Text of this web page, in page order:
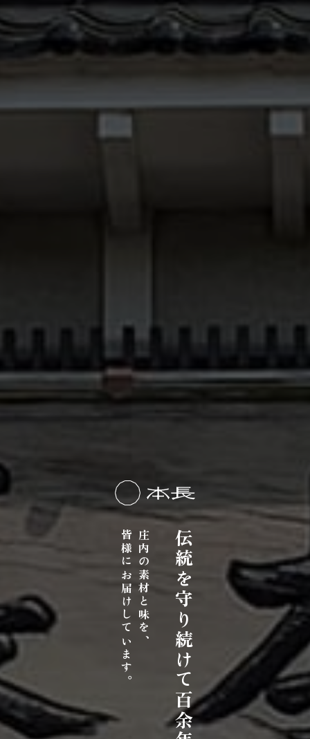
伝統を守り続けて百余年
庄内の素材と味を、
皆様にお届けしています。